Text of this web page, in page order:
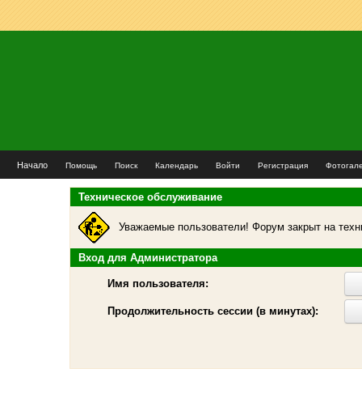
Начало Помощь Поиск Календарь Войти Регистрация
Техническое обслуживание
Уважаемые пользователи! Форум закрыт на
Вход для Администратора
Имя пользователя:
Продолжительность сессии (в минутах):